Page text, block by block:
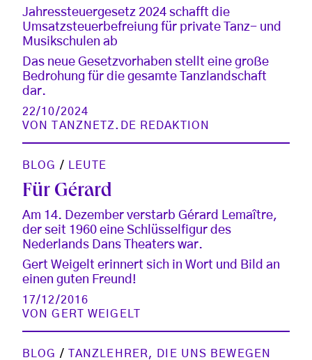
Jahressteuergesetz 2024 schafft die
Umsatzsteuerbefreiung für private Tanz- und
Musikschulen ab
Das neue Gesetzvorhaben stellt eine große
Bedrohung für die gesamte Tanzlandschaft
dar.
22/10/2024
VON
TANZNETZ.DE REDAKTION
BLOG / LEUTE
Für Gérard
Am 14. Dezember verstarb Gérard Lemaître,
der seit 1960 eine Schlüsselfigur des
Nederlands Dans Theaters war.
Gert Weigelt erinnert sich in Wort und Bild an
einen guten Freund!
17/12/2016
VONGERT WEIGELT
BLOG / TANZLEHRER, DIE UNS BEWEGEN